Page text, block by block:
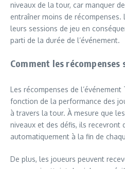
niveaux de la tour, car manquer
entraîner moins de
leurs sessions de jeu en
parti de la durée de l’événement.
Comment les
Les récompenses de
fonction de la performance des
à travers la tour. À mesure que
niveaux et des défis, ils recevront
automatiquement à la fin de
De plus, les joueurs peuvent